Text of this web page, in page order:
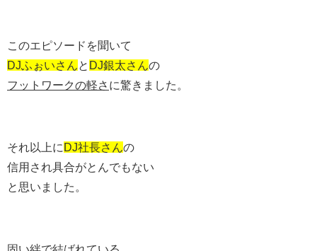
このエピソードを聞いて
DJふぉいさんと DJ銀太さんの
フットワークの軽さ に驚きました。
それ以上に DJ社長さんの
信用され具合がとんでもない
と思いました。